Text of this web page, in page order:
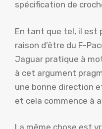
spécification de
En tant que tel, il est
raison d’être du F-
Jaguar pratique à
à cet argument
une bonne direction
et cela commence à